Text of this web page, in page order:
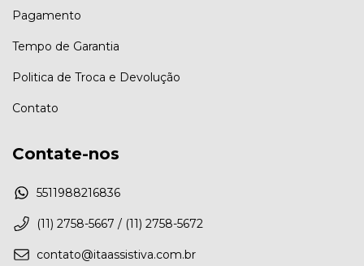
Pagamento
Tempo de Garantia
Politica de Troca e Devolução
Contato
Contate-nos
5511988216836
(11) 2758-5667 / (11) 2758-5672
contato@itaassistiva.com.br